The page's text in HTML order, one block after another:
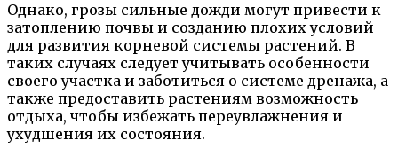
Однако, грозы сильные дожди могут привести к
затоплению почвы и созданию плохих условий
для развития корневой системы растений. В
таких случаях следует учитывать особенности
своего участка и заботиться о системе дренажа, а
также предоставить растениям возможность
отдыха, чтобы избежать переувлажнения и
ухудшения их состояния.